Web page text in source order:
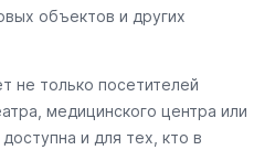
объектов и других
не только посетителей
медицинского центра или
и для тех, кто в